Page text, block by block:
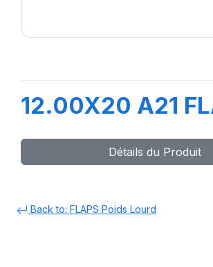
12.00X20 A21
Détails du Produit
Back to: FLAPS Poids Lourd